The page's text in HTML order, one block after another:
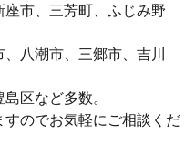
市、三芳町、ふじみ野
八潮市、三郷市、吉川
区など多数。
のでお気軽にご相談くだ